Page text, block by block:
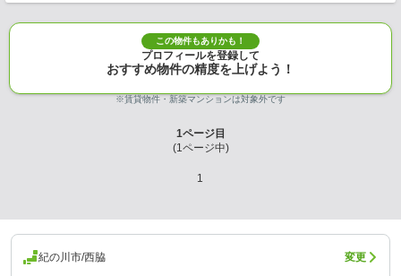
この物件もありかも！
プロフィールを登録して
おすすめ物件の精度を上げよう！
※賃貸物件・新築マンションは対象外です
1ページ目
(1ページ中)
1
紀の川市/西脇 変更